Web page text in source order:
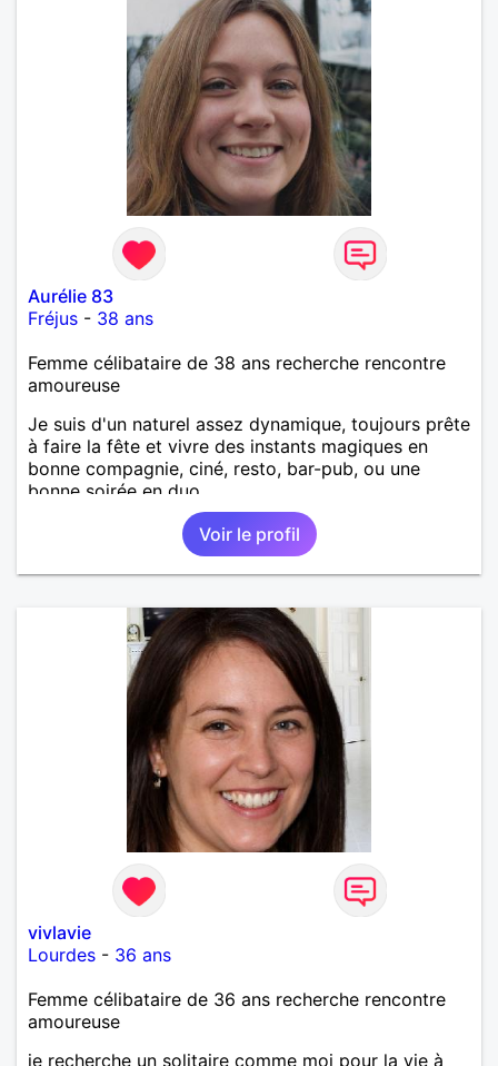
Aurélie 83
Fréjus - 38 ans
Femme célibataire de 38 ans recherche rencontre
amoureuse
Je suis d'un naturel assez dynamique, toujours prête
à faire la fête et vivre des instants magiques en
bonne compagnie, ciné, resto, bar-pub, ou une
bonne soirée en duo.
Voir le profil
vivlavie
Lourdes - 36 ans
Femme célibataire de 36 ans recherche rencontre
amoureuse
je recherche un solitaire comme moi pour la vie à